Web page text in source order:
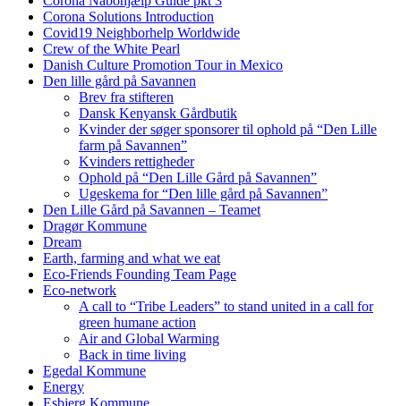
Corona Solutions Introduction
Covid19 Neighborhelp Worldwide
Crew of the White Pearl
Danish Culture Promotion Tour in Mexico
Den lille gård på Savannen
Brev fra stifteren
Dansk Kenyansk Gårdbutik
Kvinder der søger sponsorer til ophold på “Den Lille
farm på Savannen”
Kvinders rettigheder
Ophold på “Den Lille Gård på Savannen”
Ugeskema for “Den lille gård på Savannen”
Den Lille Gård på Savannen – Teamet
Dragør Kommune
Dream
Earth, farming and what we eat
Eco-Friends Founding Team Page
Eco-network
A call to “Tribe Leaders” to stand united in a call for
green humane action
Air and Global Warming
Back in time living
Egedal Kommune
Energy
Esbjerg Kommune